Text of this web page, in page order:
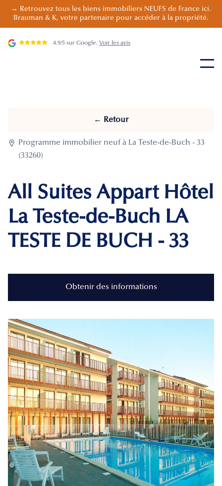
→ Retrouvez tous les biens immobiliers NEUFS de France ici.
Brauman & K, votre partenaire pour accéder à la propriété.
4.9/5 sur Google. Voir les avis
← Retour

Programme immobilier neuf à La Teste-de-Buch - 33
(33260)
All Suites Appart Hôtel
La Teste-de-Buch LA
TESTE DE BUCH - 33
Obtenir des informations